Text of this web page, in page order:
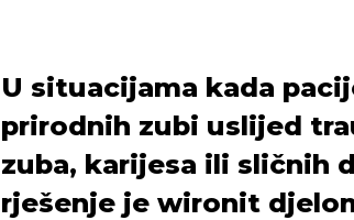
U situacijama kada
prirodnih zubi uslijed
zuba, karijesa ili sličnih
rješenje je wironit